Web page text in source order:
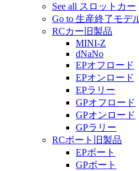
See all スロットカー
Go to 生産終了モデ
RCカー旧製品
MINI-Z
dNaNo
EPオフロード
EPオンロード
EPラリー
GPオフロード
GPオンロード
GPラリー
RCボート旧製品
EPボート
GPボート